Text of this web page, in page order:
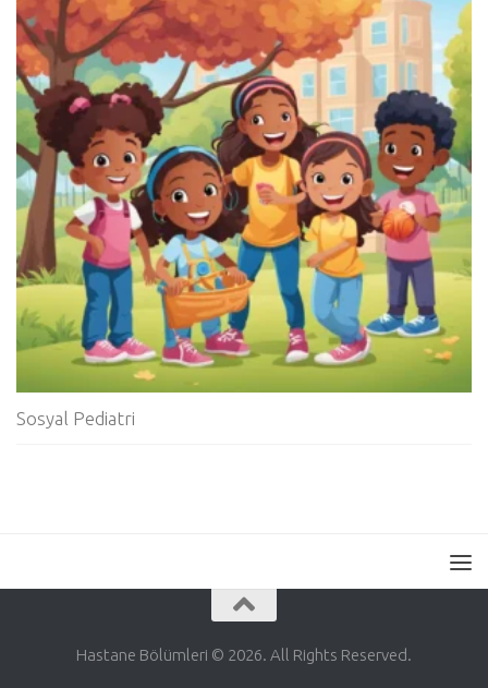
Sosyal Pediatri
Hastane Bölümleri © 2026. All Rights Reserved.